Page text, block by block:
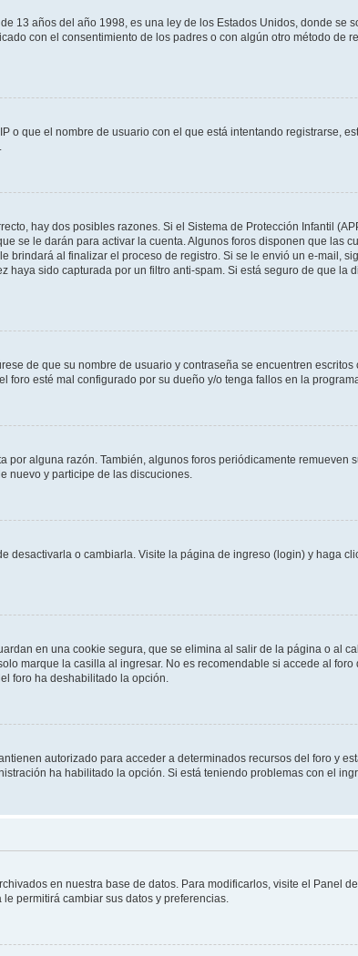
13 años del año 1998, es una ley de los Estados Unidos, donde se
con el consentimiento de los padres o con algún otro método de
o que el nombre de usuario con el que está intentando registrarse,
hay dos posibles razones. Si el Sistema de Protección Infantil
se le darán para activar la cuenta. Algunos foros disponen que las
brindará al finalizar el proceso de registro. Si se le envió un e-mail,
haya sido capturada por un filtro anti-spam. Si está seguro de que
de que su nombre de usuario y contraseña se encuentren
esté mal configurado por su dueño y/o tenga fallos en la
alguna razón. También, algunos foros periódicamente
nuevo y participe de las discuciones.
desactivarla o cambiarla. Visite la página de ingreso (login) y haga
en una cookie segura, que se elimina al salir de la página o al
marque la casilla al ingresar. No es recomendable si accede al
foro ha deshabilitado la opción.
autorizado para acceder a determinados recursos del foro y
ha habilitado la opción. Si está teniendo problemas con el
en nuestra base de datos. Para modificarlos, visite el Panel
permitirá cambiar sus datos y preferencias.